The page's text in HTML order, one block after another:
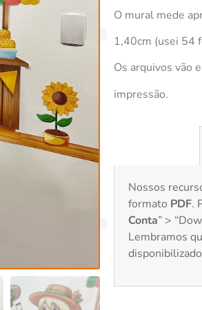
O mural mede
1,40cm (usei 54
Os arquivos vão
impressão.
Nossos
formato PDF.
Conta” >
Lembramos